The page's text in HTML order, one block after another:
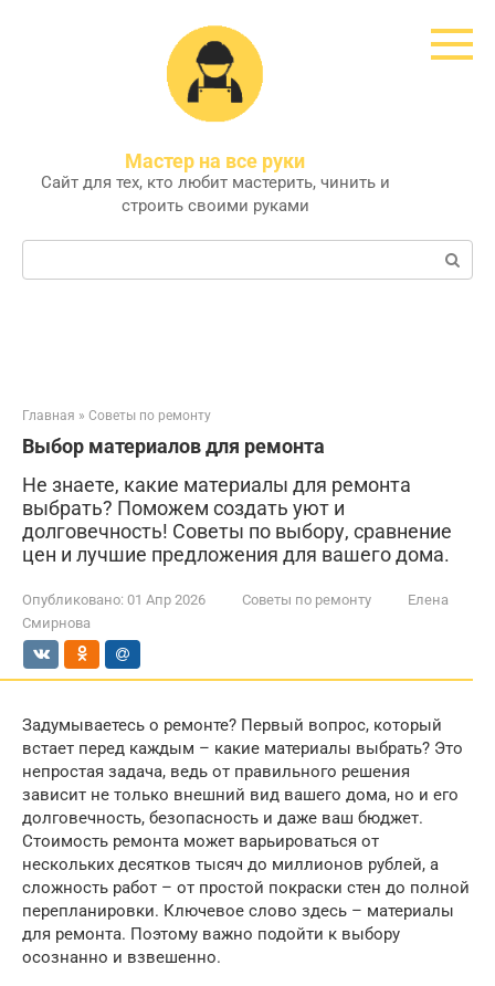
Мастер на все руки
Сайт для тех, кто любит мастерить, чинить и
строить своими руками
Поиск:
Главная » Советы по ремонту
Выбор материалов для ремонта
Не знаете, какие материалы для ремонта
выбрать? Поможем создать уют и
долговечность! Советы по выбору, сравнение
цен и лучшие предложения для вашего дома.
Опубликовано: 01 Апр 2026 Советы по ремонту
Елена
Смирнова
Задумываетесь о ремонте? Первый вопрос, который
встает перед каждым – какие материалы выбрать? Это
непростая задача, ведь от правильного решения
зависит не только внешний вид вашего дома, но и его
долговечность, безопасность и даже ваш бюджет.
Стоимость ремонта может варьироваться от
нескольких десятков тысяч до миллионов рублей, а
сложность работ – от простой покраски стен до полной
перепланировки. Ключевое слово здесь – материалы
для ремонта. Поэтому важно подойти к выбору
осознанно и взвешенно.